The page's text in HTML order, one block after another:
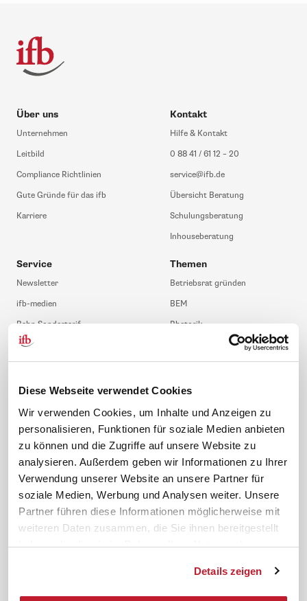
Diese Webseite verwendet Cookies
Wir verwenden Cookies, um Inhalte und Anzeigen zu
personalisieren, Funktionen für soziale Medien anbieten
zu können und die Zugriffe auf unsere Website zu
analysieren. Außerdem geben wir Informationen zu Ihrer
Verwendung unserer Website an unsere Partner für
soziale Medien, Werbung und Analysen weiter. Unsere
Partner führen diese Informationen möglicherweise mit
weiteren Daten zusammen, die Sie ihnen bereitgestellt
haben oder die sie im Rahmen Ihrer Nutzung der
Details zeigen
Über uns
Unternehmen
Leitbild
Compliance Richtlinien
Gute Gründe für das ifb
Karriere
Kontakt
Hilfe & Kontakt
0 88 41 / 61 12 – 20
service@ifb.de
Übersicht Beratung
Schulungsberatung
Inhouseberatung
Service
Newsletter
ifb-medien
Bahn Sondertarif
meinifb
FAQ
ifb-App Betriebsrat360
Themen
Betriebsrat gründen
BEM
Rhetorik
JAV-Wahl
News. Wissen. Themen.
Lexikon
Rechtsprechung
Gesetze
Folgen Sie uns
Sicherheit durch geprüfte
Qualität!